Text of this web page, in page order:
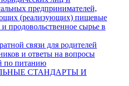
предпринимателей,
(реализующих) пищевые
продовольственное сырье в
связи для родителей
и ответы на вопросы
по питанию
СТАНДАРТЫ И